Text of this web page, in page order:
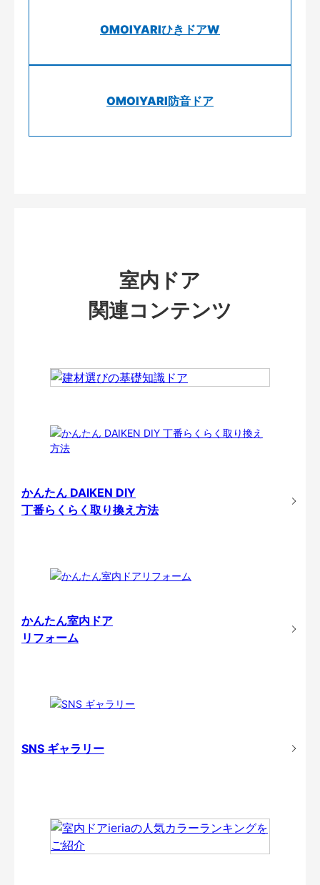
OMOIYARIひきドアW
OMOIYARI防音ドア
室内ドア
関連コンテンツ
かんたん DAIKEN DIY
丁番らくらく取り換え方法
かんたん室内ドア
リフォーム
SNS ギャラリー